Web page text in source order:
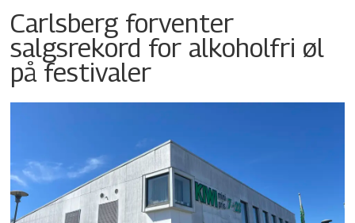
Carlsberg forventer
salgsrekord for alkoholfri øl
på festivaler